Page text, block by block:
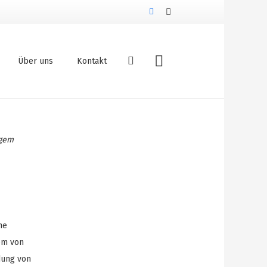
Über uns Kontakt
von
von